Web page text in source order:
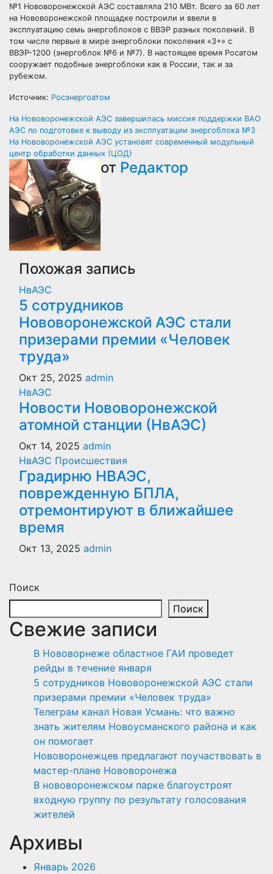
№1 Нововоронежской АЭС составляла 210 МВт. Всего за 60 лет
на Нововоронежской площадке построили и ввели в
эксплуатацию семь энергоблоков с ВВЭР разных поколений. В
том числе первые в мире энергоблоки поколения «3+» с
ВВЭР-1200 (энергоблок №6 и №7). В настоящее время Росатом
сооружает подобные энергоблоки как в России, так и за
рубежом.
Источник: Росэнергоатом
Навигация
по
записям
На Нововоронежской АЭС завершилась миссия поддержки ВАО
АЭС по подготовке к выводу из эксплуатации энергоблока №3
На Нововоронежской АЭС установят современный модульный
центр обработки данных (ЦОД)
от Редактор
Похожая запись
НвАЭС
5 сотрудников
Нововоронежской АЭС стали
призерами премии «Человек
труда»
Окт 25, 2025 admin
НвАЭС
Новости Нововоронежской
атомной станции (НвАЭС)
Окт 14, 2025 admin
НвАЭС Происшествия
Градирню НВАЭС,
поврежденную БПЛА,
отремонтируют в ближайшее
время
Окт 13, 2025 admin
Поиск
Поиск
Свежие записи
В Нововорнеже областное ГАИ проведет
рейды в течение января
5 сотрудников Нововоронежской АЭС стали
призерами премии «Человек труда»
Телеграм канал Новая Усмань: что важно
знать жителям Новоусманского района и как
он помогает
Нововоронежцев предлагают поучаствовать в
мастер-плане Нововоронежа
В нововоронежском парке благоустроят
входную группу по результату голосования
жителей
Архивы
Январь 2026